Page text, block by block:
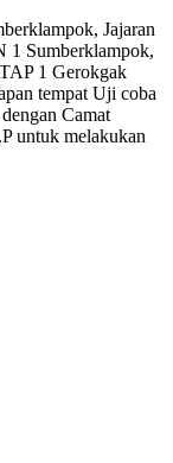
Jajaran
1 Sumberklampok,
1 Gerokgak
tempat Uji coba
Camat
untuk melakukan